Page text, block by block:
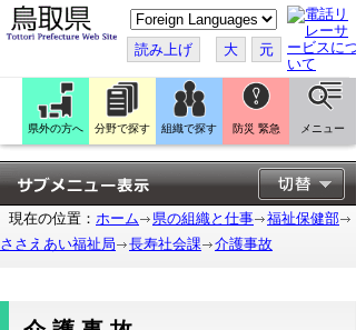
こ
の
ペ
ー
ジ
翻
訳
す
る
読み上げ 大 元
県外の方へ 分野で探す 組織で探す 防災 緊急 メニュー
現在の位置： ホーム 県の組織と仕事
福祉保健部
ささえあい福祉局
長寿社会課 介護事故